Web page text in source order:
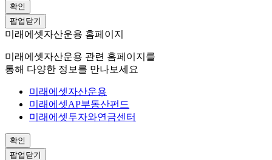
확인
팝업닫기
미래에셋자산운용 홈페이지
미래에셋자산운용 관련 홈페이지를
통해 다양한 정보를 만나보세요
미래에셋자산운용
미래에셋AP부동산펀드
미래에셋투자와연금센터
확인
팝업닫기